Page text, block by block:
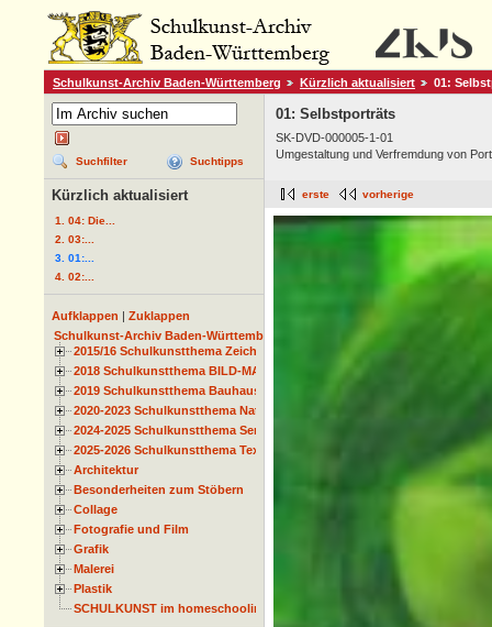
Schulkunst-Archiv Baden-Württemberg Kürzlich aktualisiert 01:
Suchfilter Suchtipps
Kürzlich aktualisiert
1. 04: Die...
2. 03:...
3. 01:...
4. 02:...
Aufklappen | Zuklappen
Schulkunst-Archiv Baden-Württemberg
2015/16 Schulkunstthema Zeichnen
2018 Schulkunstthema BILD-MATERIAL-OBJEKT
2019 Schulkunstthema Bauhaus
2020-2023 Schulkunstthema Natur und Zeit
2024-2025 Schulkunstthema Serie
2025-2026 Schulkunstthema Textil
Architektur
Besonderheiten zum Stöbern
Collage
Fotografie und Film
Grafik
Malerei
Plastik
SCHULKUNST im homeschooling
01: Selbstporträts
SK-DVD-000005-1-01
Umgestaltung und Verfremdung von
erste vorherige